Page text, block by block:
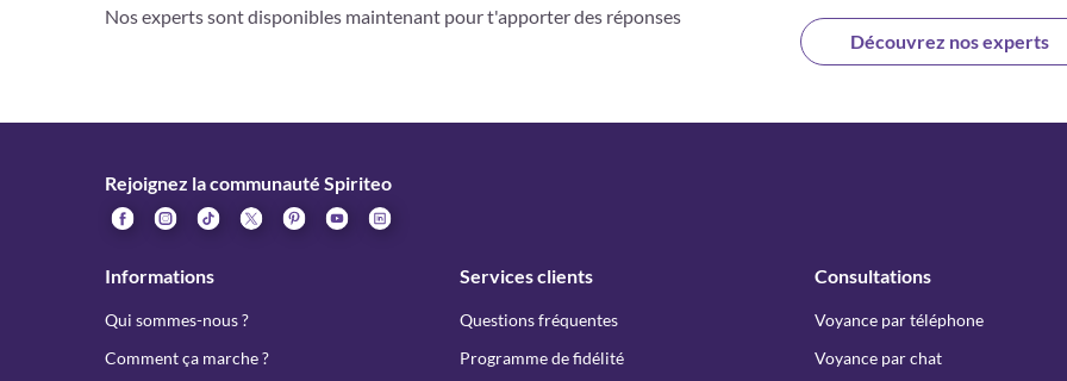
Nos experts sont disponibles maintenant pour t'apporter des réponses
Découvrez nos experts
Rejoignez la communauté Spiriteo
Informations
Qui sommes-nous ?
Comment ça marche ?
Services clients
Questions fréquentes
Programme de fidélité
Consultations
Voyance par téléphone
Voyance par chat